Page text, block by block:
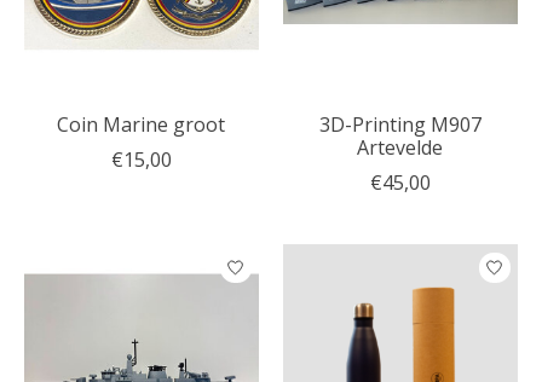
Coin Marine groot
€15,00
3D-Printing M907
Artevelde
€45,00